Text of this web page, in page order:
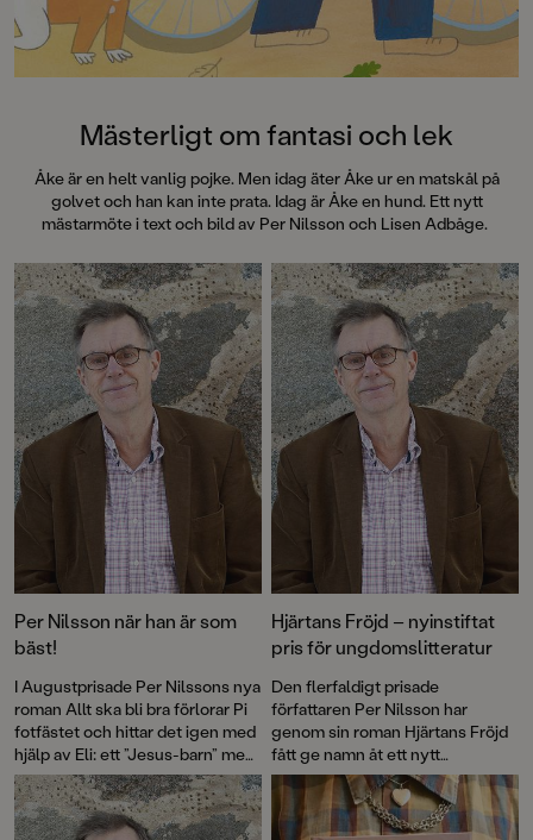
särskilt att rutscha
Dahlbergs bilder
en enda sekund. På
uppslag finns tusen
följa familjens hund
sniffande äventyr."
DN"En bok som
till skratt hos såväl
BTJ.
Mästerligt om fantasi och lek
Åke är en helt vanlig pojke. Men idag äter Åke ur en matskål på
golvet och han kan inte prata. Idag är Åke en hund. Ett nytt
mästarmöte i text och bild av Per Nilsson och Lisen Adbåge.
Per Nilsson när han är som
bäst!
I Augustprisade Per Nilssons nya
roman Allt ska bli bra förlorar Pi
fotfästet och hittar det igen med
hjälp av Eli: ett ”Jesus-barn” med
kraften att trösta.
Hjärtans Fröjd – nyinstiftat
pris för ungdomslitteratur
Den flerfaldigt prisade
författaren Per Nilsson har
genom sin roman Hjärtans Fröjd
fått ge namn åt ett nytt
litteraturpris som ska delas ut till
"årets svenska ungdomsroman".